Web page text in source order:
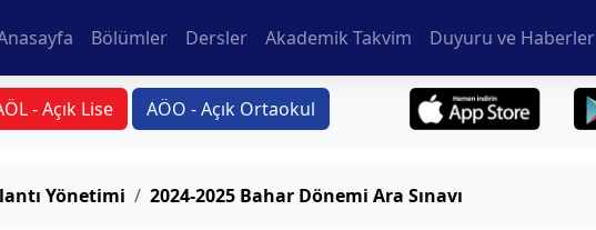
Bölümler Dersler Akademik Takvim Duyuru ve Haberler
- Açık Lise AÖO - Açık Ortaokul
Yönetimi 2024-2025 Bahar Dönemi Ara Sınavı